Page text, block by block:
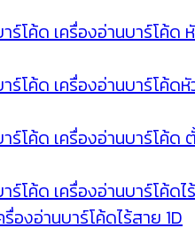
ร์โค้ด เครื่องอ่านบาร์โค้ด
ร์โค้ด เครื่องอ่านบาร์โค้ด
ร์โค้ด เครื่องอ่านบาร์โค้ด
ร์โค้ด เครื่องอ่านบาร์โค้ดไ
รื่องอ่านบาร์โค้ดไร้สาย 1D